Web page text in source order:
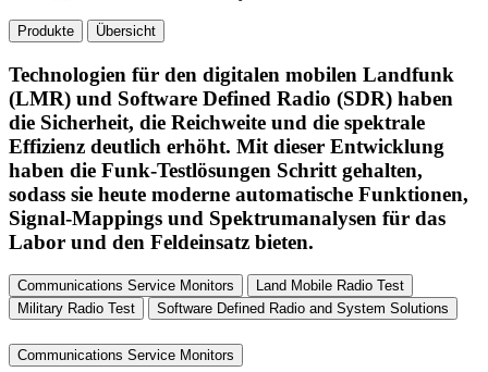
Produkte Übersicht
Technologien für den digitalen mobilen Landfunk
(LMR) und Software Defined Radio (SDR) haben
die Sicherheit, die Reichweite und die spektrale
Effizienz deutlich erhöht. Mit dieser Entwicklung
haben die Funk-Testlösungen Schritt gehalten,
sodass sie heute moderne automatische Funktionen,
Signal-Mappings und Spektrumanalysen für das
Labor und den Feldeinsatz bieten.
Communications Service Monitors
Land Mobile Radio Test
Military Radio Test
Software Defined Radio and System Solutions
Communications Service Monitors